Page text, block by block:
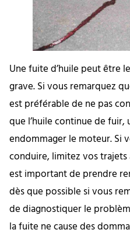
Une fuite d’huile peut être
grave. Si vous remarquez
est préférable de ne pas
que l’huile continue de fuir,
endommager le moteur. Si
conduire, limitez vos trajets
est important de prendre
dès que possible si vous
de diagnostiquer le
la fuite ne cause des